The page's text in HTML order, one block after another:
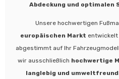
Abdeckung und optimalen
Unsere hochwertigen
europäischen Markt entwickelt
abgestimmt auf Ihr
wir ausschließlich hochwertige
langlebig und